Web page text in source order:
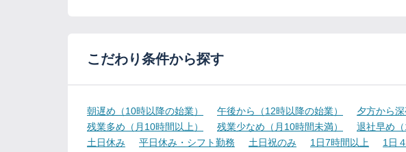
こだわり条件から探す
朝遅め（10時以降の始業） 午後から（12時以降の始業） 夕方から
残業多め（月10時間以上）
残業少なめ（月10時間未満） 退社早め（
土日休み
平日休み・シフト勤務 土日祝のみ 1日7時間以上 1日